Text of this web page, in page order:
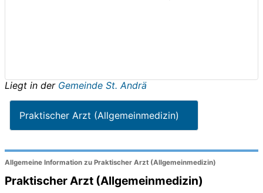
Liegt in der Gemeinde St. Andrä
Praktischer Arzt (Allgemeinmedizin)
Allgemeine Information zu Praktischer Arzt (Allgemeinmedizin)
Praktischer Arzt (Allgemeinmedizin)